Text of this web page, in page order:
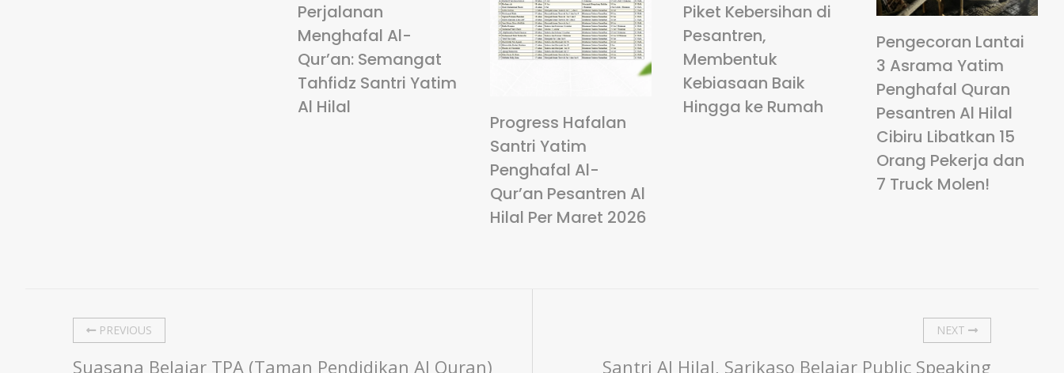
Perjalanan
Menghafal Al-
Qur’an: Semangat
Tahfidz Santri Yatim
Al Hilal
Progress Hafalan
Santri Yatim
Penghafal Al-
Qur’an Pesantren Al
Hilal Per Maret 2026
Piket Kebersihan di
Pesantren,
Membentuk
Kebiasaan Baik
Hingga ke Rumah
Pengecoran Lantai
3 Asrama Yatim
Penghafal Quran
Pesantren Al Hilal
Cibiru Libatkan 15
Orang Pekerja dan
7 Truck Molen!
PREVIOUS
Suasana Belajar TPA (Taman Pendidikan Al Quran)
NEXT
Santri Al Hilal, Sarikaso Belajar Public Speaking